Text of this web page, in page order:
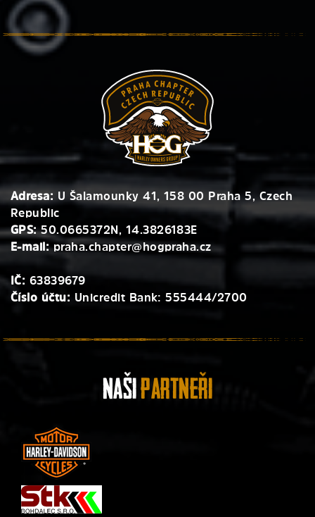
Adresa: U Šalamounky 41, 158 00 Praha 5, Czech
Republic
GPS:50.0665372N, 14.3826183E
E-mail:praha.chapter@hogpraha.cz
IČ: 63839679
Číslo účtu: Unicredit Bank: 555444/2700
NašiPartneři